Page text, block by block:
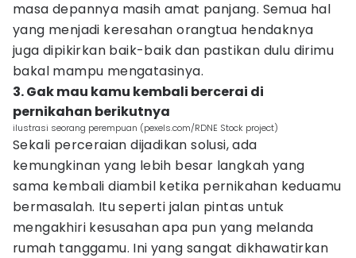
masa depannya masih amat panjang. Semua hal
yang menjadi keresahan orangtua hendaknya
juga dipikirkan baik-baik dan pastikan dulu dirimu
bakal mampu mengatasinya.
3. Gak mau kamu kembali bercerai di
pernikahan berikutnya
ilustrasi seorang perempuan (pexels.com/RDNE Stock project)
Sekali perceraian dijadikan solusi, ada
kemungkinan yang lebih besar langkah yang
sama kembali diambil ketika pernikahan keduamu
bermasalah. Itu seperti jalan pintas untuk
mengakhiri kesusahan apa pun yang melanda
rumah tanggamu. Ini yang sangat dikhawatirkan